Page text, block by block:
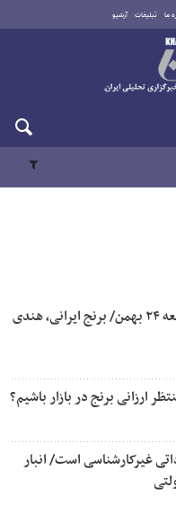
ما تبلیغات آرشیو
قیمت جدید برنج امروز جمعه ۲۴ بهمن/ برنج ایرانی، هندی
ارزانی برنج در بازار باشیم؟
غیرکارشناسی است/ انبار